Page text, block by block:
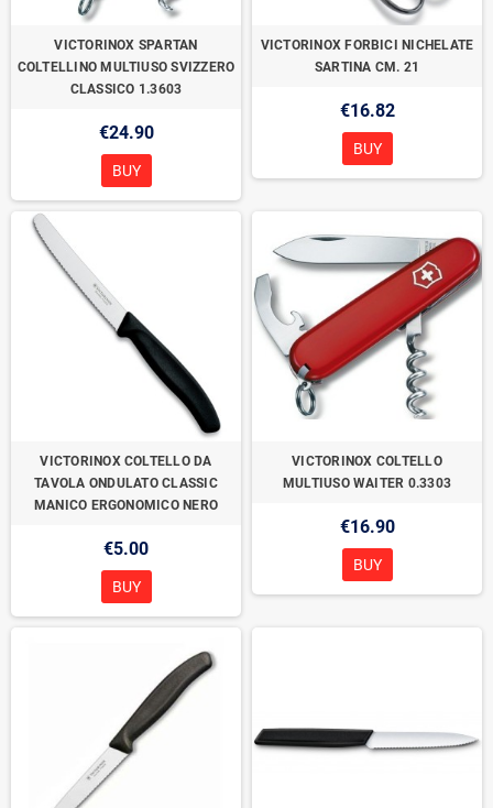
VICTORINOX SPARTAN
COLTELLINO MULTIUSO SVIZZERO
CLASSICO 1.3603
€24.90
BUY
VICTORINOX FORBICI NICHELATE
SARTINA CM. 21
€16.82
BUY
VICTORINOX COLTELLO DA
TAVOLA ONDULATO CLASSIC
MANICO ERGONOMICO NERO
€5.00
BUY
VICTORINOX COLTELLO
MULTIUSO WAITER 0.3303
€16.90
BUY